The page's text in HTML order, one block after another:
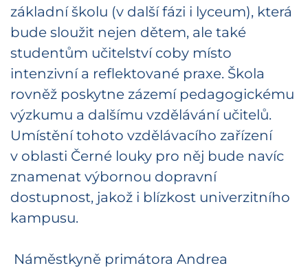
základní školu (v další fázi i lyceum), která
bude sloužit nejen dětem, ale také
studentům učitelství coby místo
intenzivní a reflektované praxe. Škola
rovněž poskytne zázemí pedagogickému
výzkumu a dalšímu vzdělávání učitelů.
Umístění tohoto vzdělávacího zařízení
v oblasti Černé louky pro něj bude navíc
znamenat výbornou dopravní
dostupnost, jakož i blízkost univerzitního
kampusu.
Náměstkyně primátora Andrea